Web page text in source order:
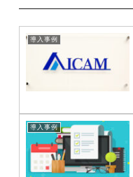
導入事例
導入事例